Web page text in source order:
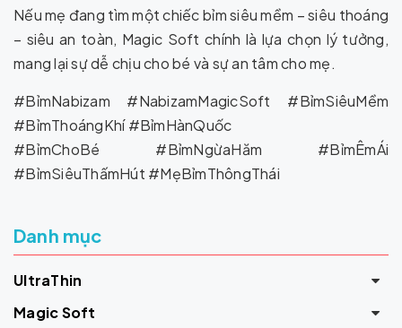
Nếu mẹ đang tìm một chiếc bỉm siêu mềm – siêu thoáng
– siêu an toàn, Magic Soft chính là lựa chọn lý tưởng,
mang lại sự dễ chịu cho bé và sự an tâm cho mẹ.
#BỉmNabizam #NabizamMagicSoft #BỉmSiêuMềm
#BỉmThoángKhí #BỉmHànQuốc
#BỉmChoBé #BỉmNgừaHăm #BỉmÊmÁi
#BỉmSiêuThấmHút #MẹBỉmThôngThái
Danh mục
UltraThin
Magic Soft